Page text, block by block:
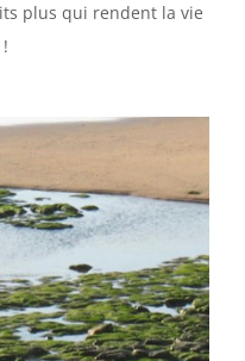
plus qui rendent la vie